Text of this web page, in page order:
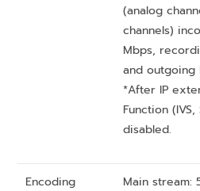
(analog
channels)
Mbps,
and outgoing
*After IP
Function (IVS,
disabled.
Encoding
Main stream: